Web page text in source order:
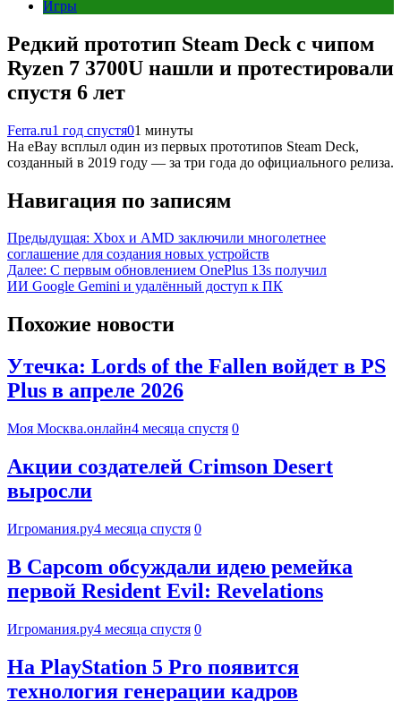
Игры
Редкий прототип Steam Deck с чипом
Ryzen 7 3700U нашли и протестировали
спустя 6 лет
Ferra.ru1 год спустя01 минуты
На eBay всплыл один из первых прототипов Steam Deck,
созданный в 2019 году — за три года до официального релиза.
Навигация по записям
Предыдущая: Xbox и AMD заключили многолетнее
соглашение для создания новых устройств
Далее: С первым обновлением OnePlus 13s получил
ИИ Google Gemini и удалённый доступ к ПК
Похожие новости
Утечка: Lords of the Fallen войдет в PS
Plus в апреле 2026
Моя Москва.онлайн4 месяца спустя 0
Акции создателей Crimson Desert
выросли
Игромания.ру4 месяца спустя 0
В Capcom обсуждали идею ремейка
первой Resident Evil: Revelations
Игромания.ру4 месяца спустя 0
На PlayStation 5 Pro появится
технология генерации кадров